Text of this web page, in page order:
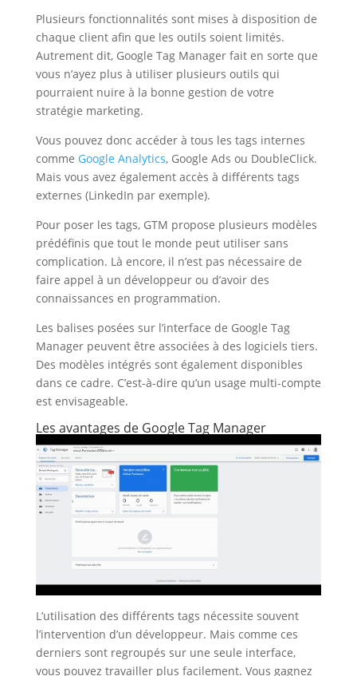
Plusieurs fonctionnalités sont mises à disposition de
chaque client afin que les outils soient limités.
Autrement dit, Google Tag Manager fait en sorte que
vous n’ayez plus à utiliser plusieurs outils qui
pourraient nuire à la bonne gestion de votre
stratégie marketing.
Vous pouvez donc accéder à tous les tags internes
comme Google Analytics, Google Ads ou DoubleClick.
Mais vous avez également accès à différents tags
externes (LinkedIn par exemple).
Pour poser les tags, GTM propose plusieurs modèles
prédéfinis que tout le monde peut utiliser sans
complication. Là encore, il n’est pas nécessaire de
faire appel à un développeur ou d’avoir des
connaissances en programmation.
Les balises posées sur l’interface de Google Tag
Manager peuvent être associées à des logiciels tiers.
Des modèles intégrés sont également disponibles
dans ce cadre. C’est-à-dire qu’un usage multi-compte
est envisageable.
Les avantages de Google Tag Manager
L’utilisation des différents tags nécessite souvent
l’intervention d’un développeur. Mais comme ces
derniers sont regroupés sur une seule interface,
vous pouvez travailler plus facilement. Vous gagnez